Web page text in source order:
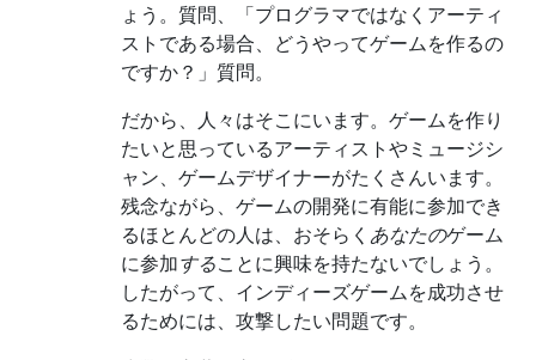
ょう。質問、「プログラマではなくアーティ
ストである場合、どうやってゲームを作るの
ですか？」質問。
だから、人々はそこにいます。ゲームを作り
たいと思っているアーティストやミュージシ
ャン、ゲームデザイナーがたくさんいます。
残念ながら、ゲームの開発に有能に参加でき
るほとんどの人は、おそらく あなたのゲーム
に参加することに興味を持たないでしょう。
したがって、インディーズゲームを成功させ
るためには、攻撃したい問題です。